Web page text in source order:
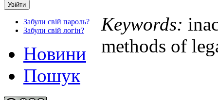
Keywords:
methods of
Увійти
Забули свій пароль?
Забули свій логін?
Новини
Пошук